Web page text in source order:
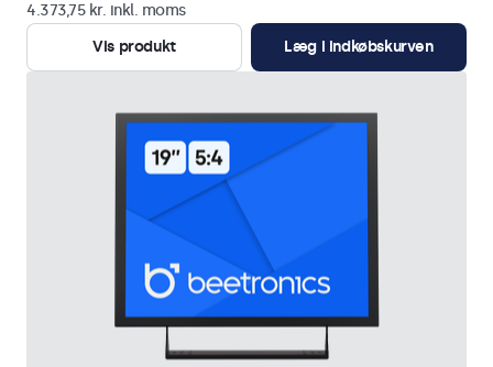
4.373,75 kr. inkl. moms
Vis produkt
Læg i indkøbskurven